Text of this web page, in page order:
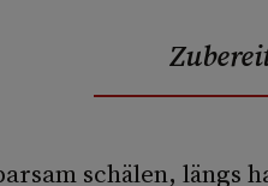
schälen, längs